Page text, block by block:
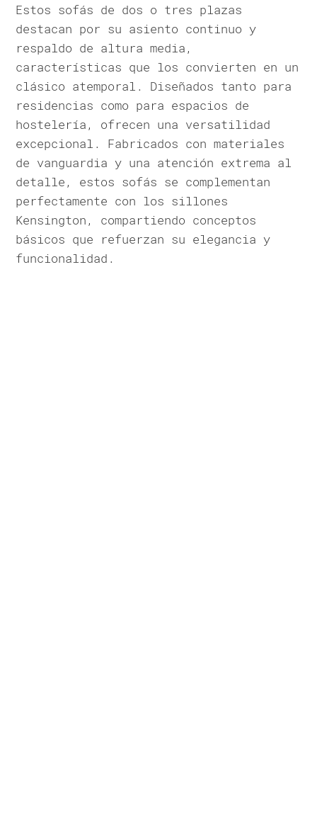
Estos sofás de dos o tres plazas
destacan por su asiento continuo y
respaldo de altura media,
características que los convierten en un
clásico atemporal. Diseñados tanto para
residencias como para espacios de
hostelería, ofrecen una versatilidad
excepcional. Fabricados con materiales
de vanguardia y una atención extrema al
detalle, estos sofás se complementan
perfectamente con los sillones
Kensington, compartiendo conceptos
básicos que refuerzan su elegancia y
funcionalidad.